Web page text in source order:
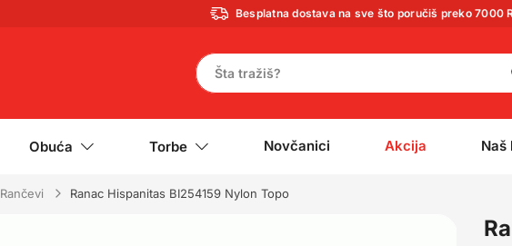
Besplatna dostava na sve što poručiš preko 7000
Obuća Torbe Novčanici Akcija Naš
Rančevi Ranac Hispanitas BI254159 Nylon Topo